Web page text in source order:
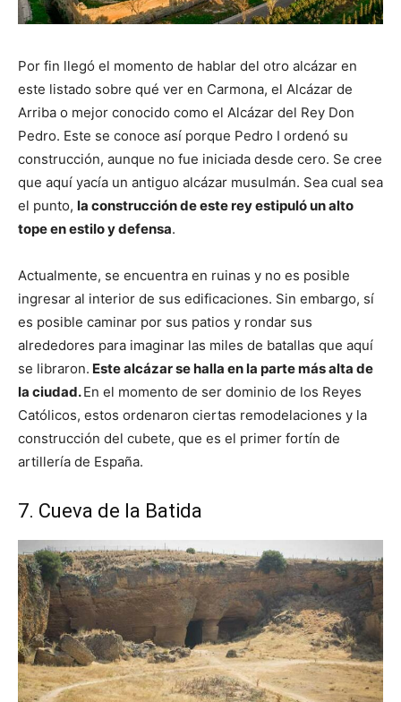
Por fin llegó el momento de hablar del otro alcázar en
este listado sobre qué ver en Carmona, el Alcázar de
Arriba o mejor conocido como el Alcázar del Rey Don
Pedro. Este se conoce así porque Pedro I ordenó su
construcción, aunque no fue iniciada desde cero. Se cree
que aquí yacía un antiguo alcázar musulmán. Sea cual sea
el punto, la construcción de este rey estipuló un alto
tope en estilo y defensa.
Actualmente, se encuentra en ruinas y no es posible
ingresar al interior de sus edificaciones. Sin embargo, sí
es posible caminar por sus patios y rondar sus
alrededores para imaginar las miles de batallas que aquí
se libraron. Este alcázar se halla en la parte más alta de
la ciudad.En el momento de ser dominio de los Reyes
Católicos, estos ordenaron ciertas remodelaciones y la
construcción del cubete, que es el primer fortín de
artillería de España.
7. Cueva de la Batida